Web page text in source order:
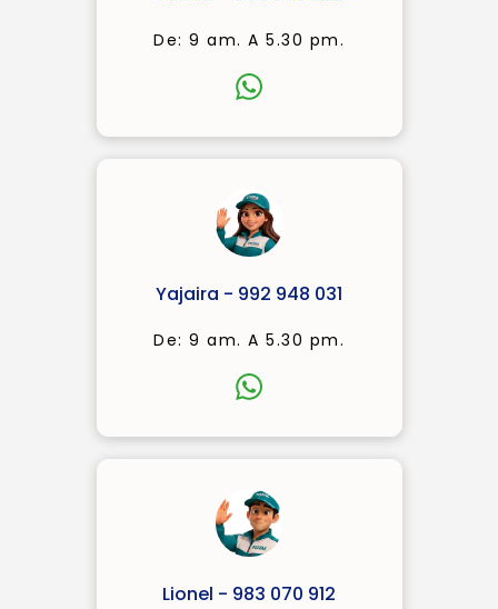
De: 9 am. A 5.30 pm.
Yajaira - 992 948 031
De: 9 am. A 5.30 pm.
Lionel - 983 070 912